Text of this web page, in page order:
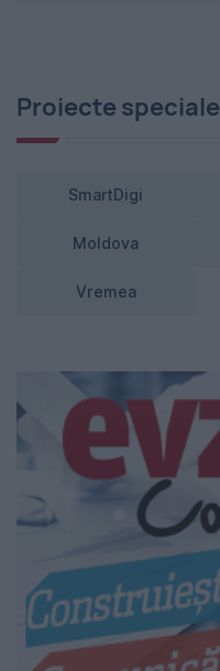
Proiecte speciale
SmartDigi
Moldova
Vremea